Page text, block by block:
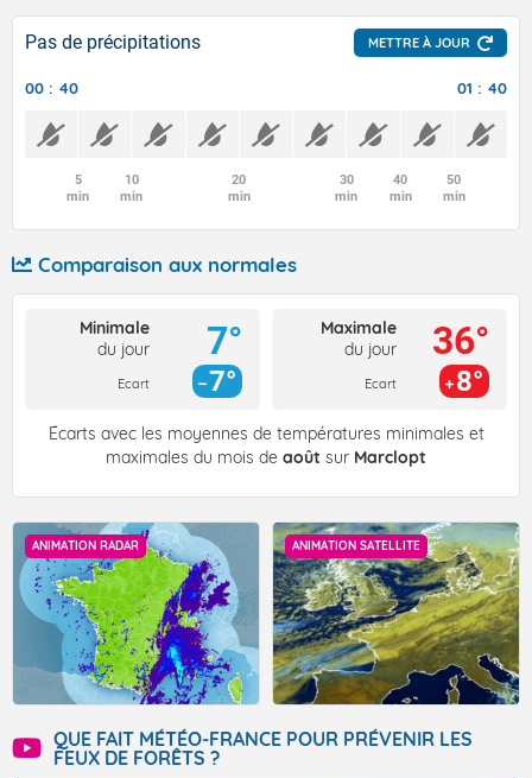
Pas de précipitations METTRE À JOUR
00 : 40 01 : 40
5
min
10
min
20
min
30
min
40
min
50
min
Comparaison aux normales
Minimale
du jour
Ecart
7°
7°
Maximale
du jour
Ecart
36°
8°
Écarts avec les moyennes de températures minimales et
maximales du mois de août sur Marclopt
ANIMATION RADAR ANIMATION SATELLITE
QUE FAIT MÉTÉO-FRANCE POUR PRÉVENIR LES
FEUX DE FORÊTS ?